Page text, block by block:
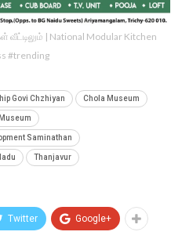
வீட்டிலும் | National Modular Kitchen
#trending
Govi Chzhiyan Chola Museum
Saminathan
Thanjavur
Twitter Google+